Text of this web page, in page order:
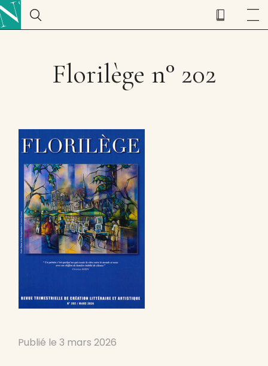
Florilège n° 202
Publié le 3 mars 2026